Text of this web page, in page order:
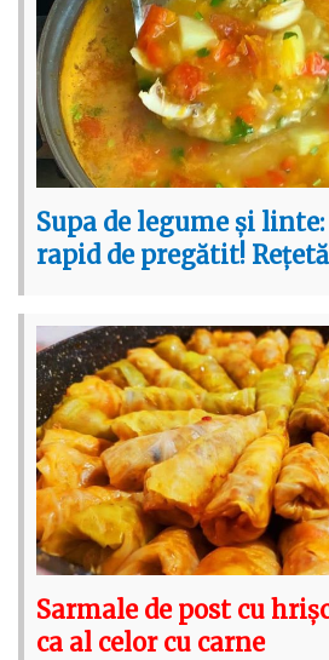
Supa de legume și
rapid de pregătit!
Sarmale de post cu
ca al celor cu carne